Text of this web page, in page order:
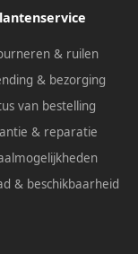
& ruilen
& bezorging
van bestelling
& reparatie
& beschikbaarheid